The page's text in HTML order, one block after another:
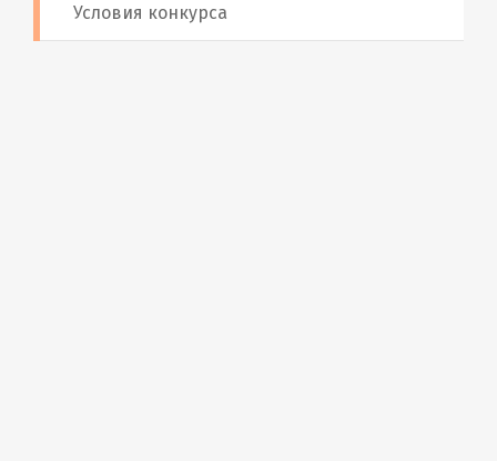
Условия конкурса